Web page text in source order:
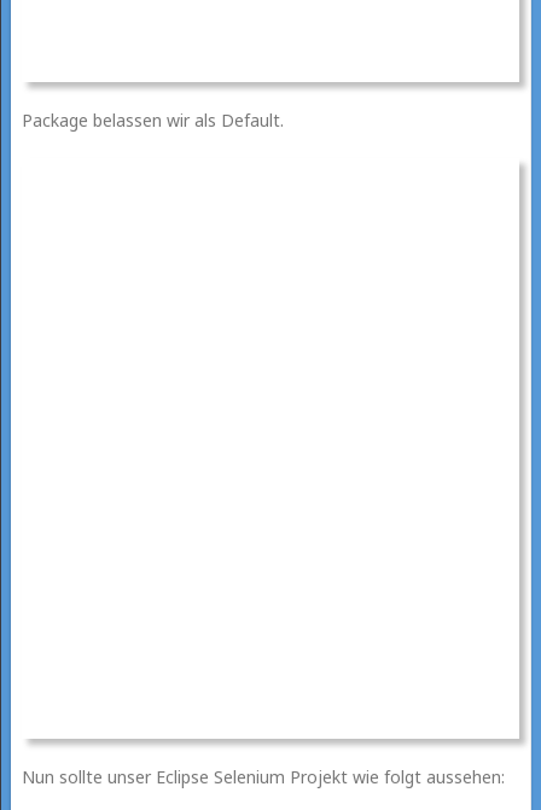
Package belassen wir als Default.
Nun sollte unser Eclipse Selenium Projekt wie folgt aussehen: